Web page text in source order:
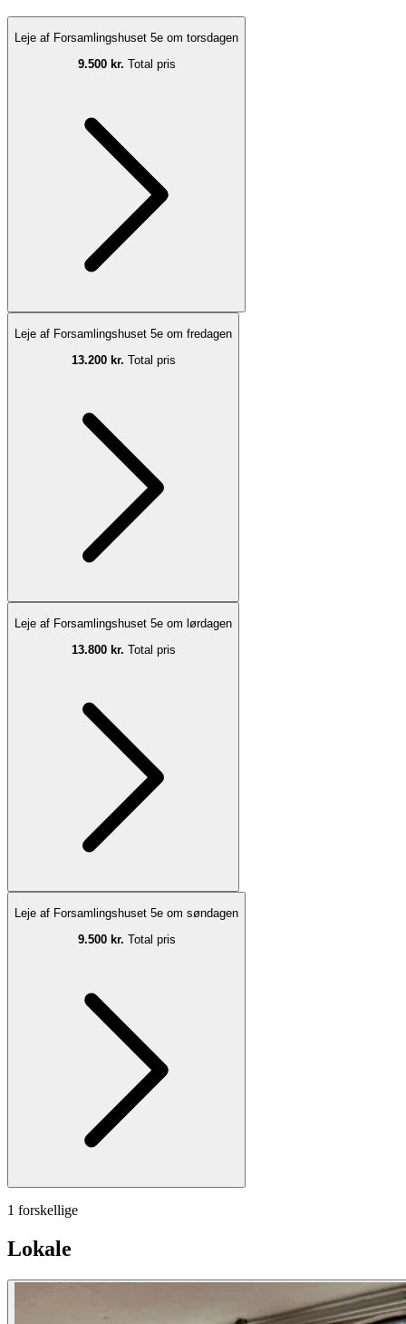
Leje af Forsamlingshuset 5e om torsdagen
9.500 kr. Total pris
Leje af Forsamlingshuset 5e om fredagen
13.200 kr. Total pris
Leje af Forsamlingshuset 5e om lørdagen
13.800 kr. Total pris
Leje af Forsamlingshuset 5e om søndagen
9.500 kr. Total pris
1 forskellige
Lokale